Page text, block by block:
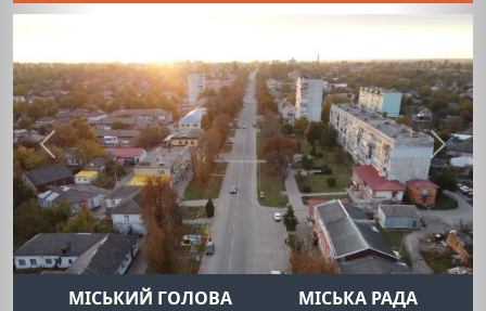
Previous Next
МІСЬКИЙ ГОЛОВА
МІСЬКА РАДА